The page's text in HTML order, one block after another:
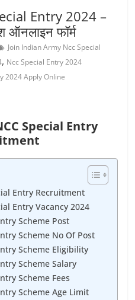
Entry 2024 –
ऑनलाइन फॉर्म
Join Indian Army Ncc Special
, Ncc Special Entry 2024
2024 Apply Online
Special Entry
Entry Recruitment
Entry Vacancy 2024
Scheme Post
Scheme No Of Post
Scheme Eligibility
Scheme Salary
Scheme Fees
Scheme Age Limit